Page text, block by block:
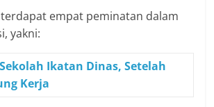
empat peminatan dalam
yakni:
Ikatan Dinas, Setelah
Kerja